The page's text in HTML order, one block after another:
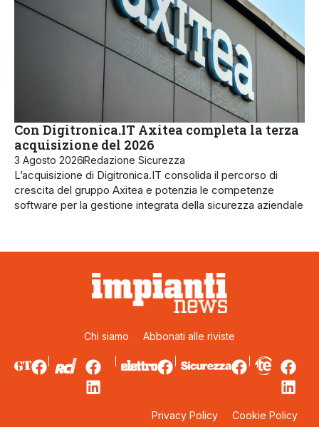
Con Digitronica.IT Axitea completa la terza
acquisizione del 2026
3 Agosto 2026 Redazione Sicurezza
L’acquisizione di Digitronica.IT consolida il percorso di
crescita del gruppo Axitea e potenzia le competenze
software per la gestione integrata della sicurezza aziendale
Chi siamo Abbonati alle riviste
Privacy Policy Cookie Policy